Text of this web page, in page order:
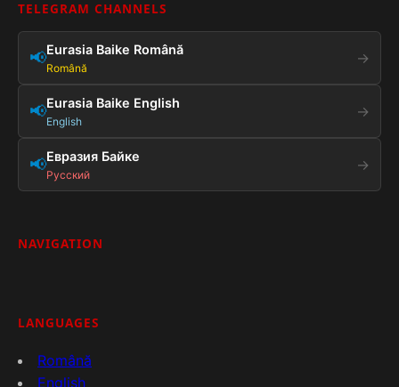
TELEGRAM CHANNELS
📢Eurasia Baike Română
Română
→
📢Eurasia Baike English
English
→
📢Евразия Байке
Русский
→
NAVIGATION
LANGUAGES
Română
English